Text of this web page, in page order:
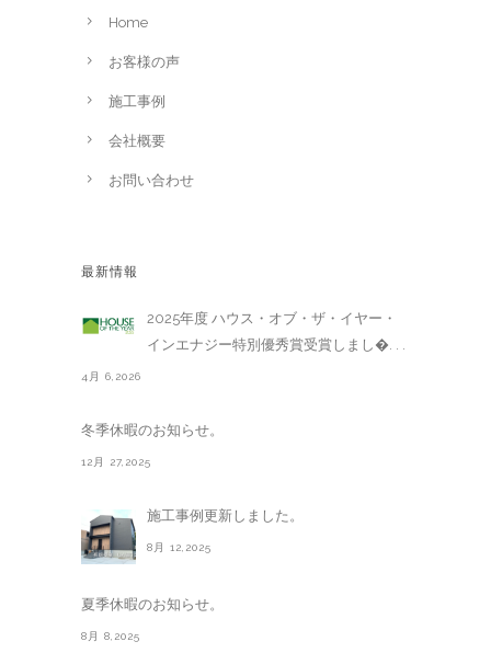
Home
お客様の声
施工事例
会社概要
お問い合わせ
最新情報
2025年度 ハウス・オブ・ザ・イヤー・
インエナジー特別優秀賞受賞しまし�. . .
4月 6,2026
冬季休暇のお知らせ。
12月 27,2025
施工事例更新しました。
8月 12,2025
夏季休暇のお知らせ。
8月 8,2025